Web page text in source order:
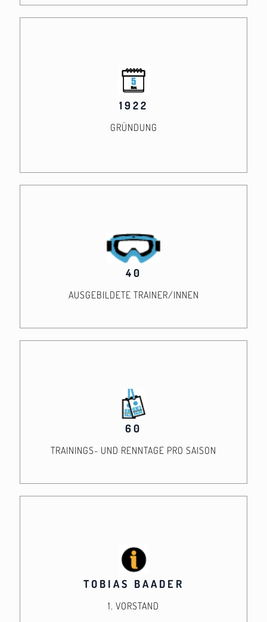
1922
GRÜNDUNG
40
AUSGEBILDETE TRAINER/INNEN
60
TRAININGS- UND RENNTAGE PRO SAISON
TOBIAS BAADER
1. VORSTAND